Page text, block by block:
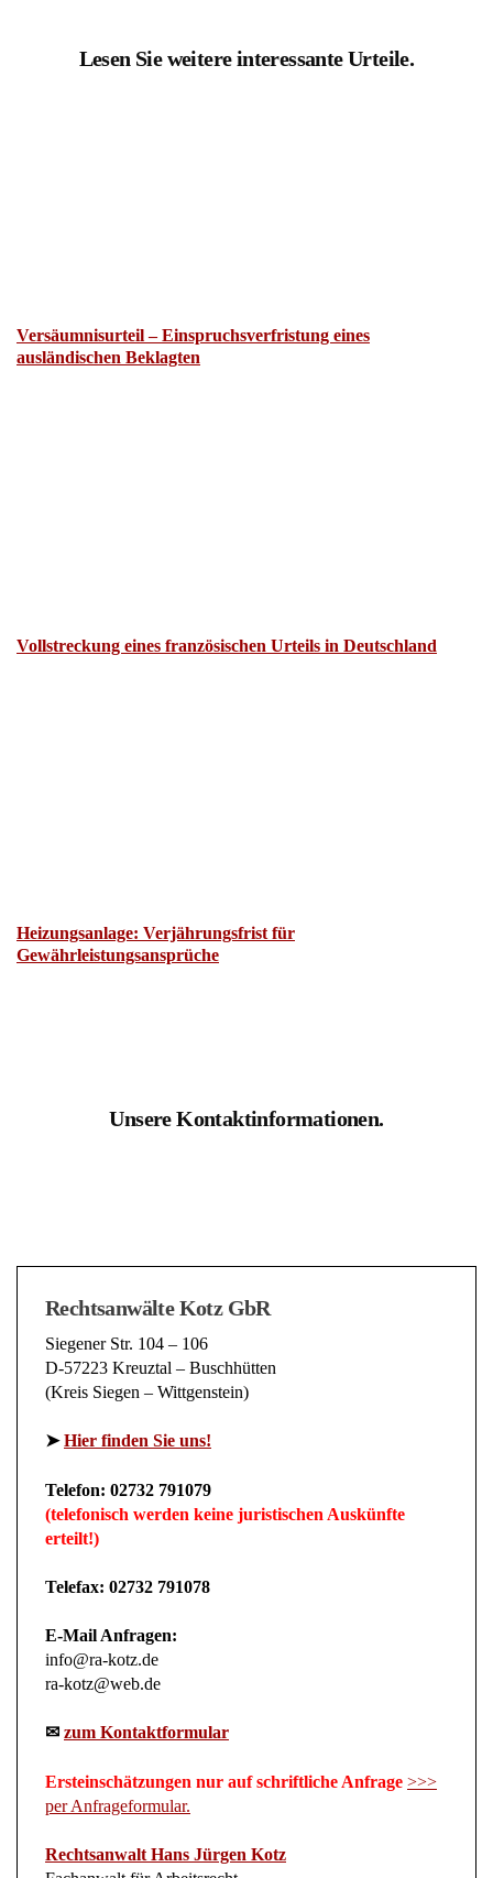
Lesen Sie weitere interessante Urteile.
Versäumnisurteil – Einspruchsverfristung eines
ausländischen Beklagten
Vollstreckung eines französischen Urteils in Deutschland
Heizungsanlage: Verjährungsfrist für
Gewährleistungsansprüche
Unsere Kontaktinformationen.
Rechtsanwälte Kotz GbR
Siegener Str. 104 – 106
D-57223 Kreuztal – Buschhütten
(Kreis Siegen – Wittgenstein)
➤Hier finden Sie uns!
Telefon: 02732 791079
(telefonisch werden keine juristischen Auskünfte
erteilt!)
Telefax: 02732 791078
E-Mail Anfragen:
info@ra-kotz.de
ra-kotz@web.de
✉ zum Kontaktformular
Ersteinschätzungen nur auf schriftliche Anfrage >>>
per Anfrageformular.
Rechtsanwalt Hans Jürgen Kotz